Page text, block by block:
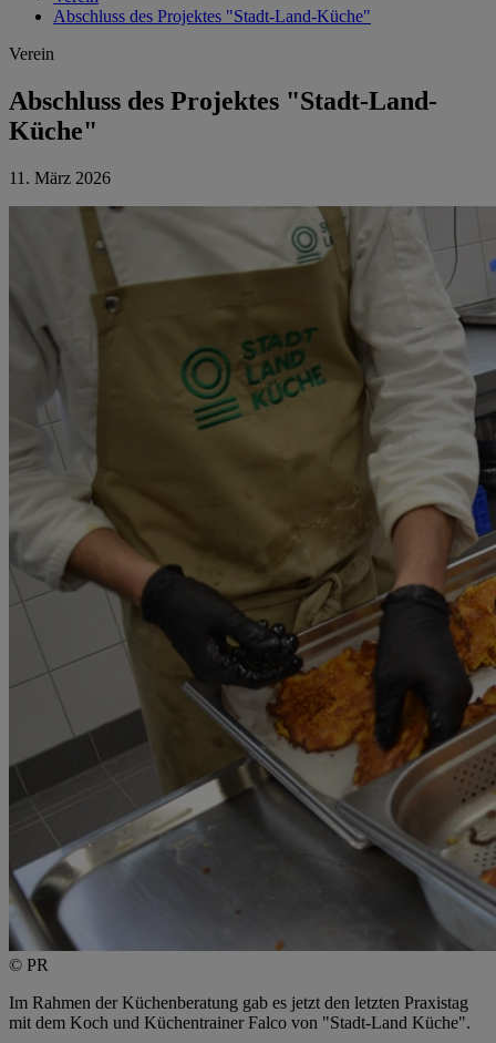
Abschluss des Projektes "Stadt-Land-Küche"
Verein
Abschluss des Projektes "Stadt-Land-
Küche"
11. März 2026
© PR
Im Rahmen der Küchenberatung gab es jetzt den letzten Praxistag
mit dem Koch und Küchentrainer Falco von "Stadt-Land Küche".